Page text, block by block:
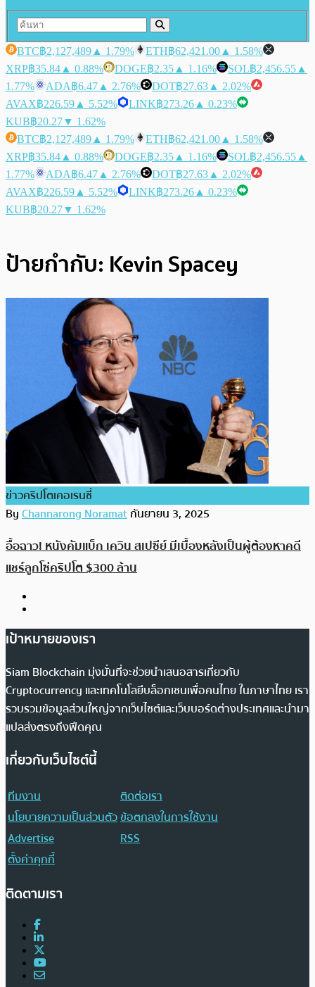
BTC฿2,127,489 ▲ 1.79% ETH฿62,421.00 ▲ 1.58%
XRP฿35.84 ▲ 0.88% DOGE฿2.35 ▲ 1.16% SOL฿2,456.55 ▲
1.77%
ADA฿6.47 ▲ 2.76% DOT฿27.63 ▲ 2.02%
AVAX฿226.59 ▲ 5.52% LINK฿273.26 ▲ 0.23%
KUB฿20.27▼ 1.62%
BTC฿2,127,489 ▲ 1.79% ETH฿62,421.00 ▲ 1.58%
XRP฿35.84 ▲ 0.88% DOGE฿2.35 ▲ 1.16% SOL฿2,456.55 ▲
1.77%
ADA฿6.47 ▲ 2.76% DOT฿27.63 ▲ 2.02%
AVAX฿226.59 ▲ 5.52% LINK฿273.26 ▲ 0.23%
KUB฿20.27▼ 1.62%
ป้ายกำกับ: Kevin Spacey
ข่าวคริปโตเคอเรนซี่
ByChannarong Noramatกันยายน 3, 2025
อื้อฉาว! หนังคัมแบ็ก เควิน สเปซีย์ มีเบื้องหลังเป็นผู้ต้องหาคดี
แชร์ลูกโซ่คริปโต $300 ล้าน
เป้าหมายของเรา
Siam Blockchain มุ่งมั่นที่จะช่วยนำเสนอสารเกี่ยวกับ
Cryptocurrency และเทคโนโลยีบล็อกเชนเพื่อคนไทย ในภาษาไทย เรา
รวบรวมข้อมูลส่วนใหญ่จากเว็บไซต์และเว็บบอร์ดต่างประเทศและนำมา
แปลส่งตรงถึงฟีดคุณ
เกี่ยวกับเว็บไซต์นี้
ทีมงาน
ติดต่อเรา
นโยบายความเป็นส่วนตัวข้อตกลงในการใช้งาน
Advertise
RSS
ตั้งค่าคุกกี้
ติดตามเรา